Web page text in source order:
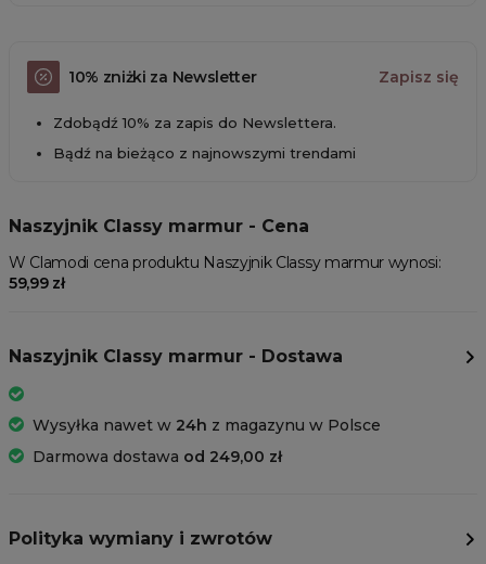
10% zniżki za Newsletter Zapisz się
Zdobądź 10% za zapis do Newslettera.
Bądź na bieżąco z najnowszymi trendami
Naszyjnik Classy marmur - Cena
W Clamodi cena produktu Naszyjnik Classy marmur wynosi:
59,99 zł
Naszyjnik Classy marmur - Dostawa
Wysyłka nawet w 24h z magazynu w Polsce
Darmowa dostawa od 249,00 zł
Polityka wymiany i zwrotów